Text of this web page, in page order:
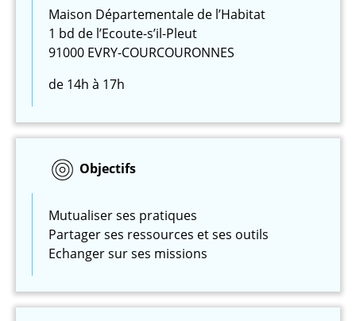
Maison Départementale de l’Habitat
1 bd de l’Ecoute-s’il-Pleut
91000 EVRY-COURCOURONNES
de 14h à 17h
Objectifs
Mutualiser ses pratiques
Partager ses ressources et ses outils
Echanger sur ses missions